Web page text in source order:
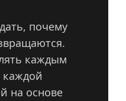
почему
каждым
на основе